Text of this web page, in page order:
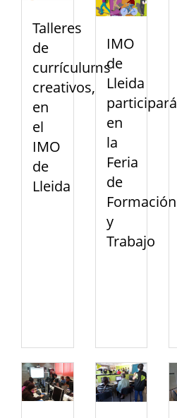
Talleres
de
currículums
creativos,
en
el
IMO
de
Lleida
IMO
de
Lleida
participará
en
la
Feria
de
Formación
y
Trabajo